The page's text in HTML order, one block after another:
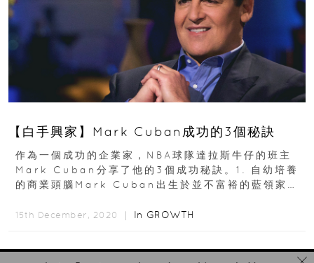
【白手興家】Mark Cuban成功的3個秘訣
作為一個成功的企業家，NBA球隊達拉斯牛仔的班主
Mark Cuban分享了他的3個成功秘訣。1. 自幼培養
的商業頭腦Mark Cuban出生於並不富裕的藍領家
15th December, 2020 ｜ In GROWTH